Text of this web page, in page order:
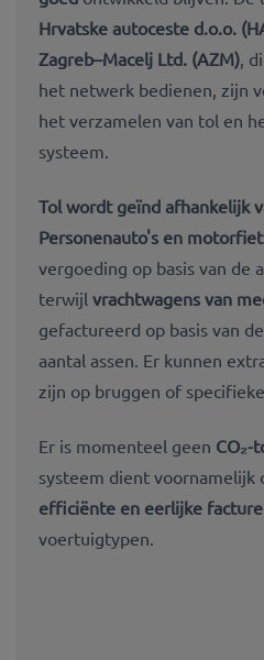
Hrvatske autoceste d.o.o.
Zagreb–Macelj Ltd. (AZM)
het netwerk bedienen, zijn
het verzamelen van tol en
systeem.
Tol wordt geïnd afhankelijk
Personenauto's en
vergoeding op basis van de
terwijl vrachtwagens van
gefactureerd op basis van
aantal assen. Er kunnen
zijn op bruggen of
Er is momenteel geen CO₂-
systeem dient voornamelijk
efficiënte en eerlijke
voertuigtypen.